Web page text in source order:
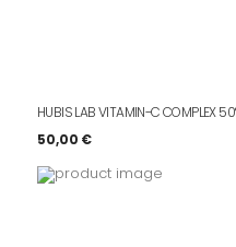
HUBIS LAB VITAMIN-C COMPLEX
50,00 €